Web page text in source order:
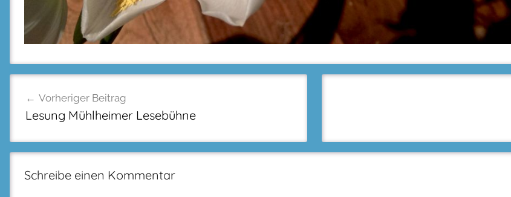
Vorheriger Beitrag
Lesung Mühlheimer Lesebühne
Schreibe einen Kommentar